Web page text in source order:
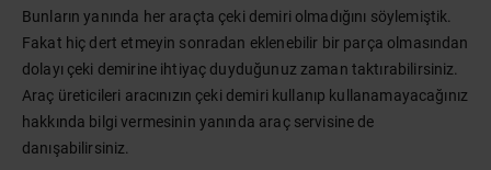
Bunların yanında her araçta çeki demiri olmadığını söylemiştik.
Fakat hiç dert etmeyin sonradan eklenebilir bir parça olmasından
dolayı çeki demirine ihtiyaç duyduğunuz zaman taktırabilirsiniz.
Araç üreticileri aracınızın çeki demiri kullanıp kullanamayacağınız
hakkında bilgi vermesinin yanında araç servisine de
danışabilirsiniz.